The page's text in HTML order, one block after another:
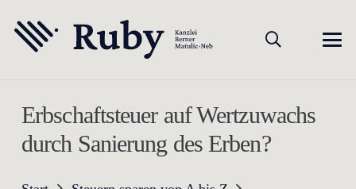
Erbschaftsteuer auf Wertzuwachs
durch Sanierung des Erben?